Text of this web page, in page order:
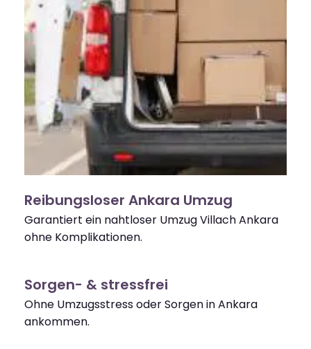
Reibungsloser Ankara Umzug
Garantiert ein nahtloser Umzug Villach Ankara
ohne Komplikationen.
Sorgen- & stressfrei
Ohne Umzugsstress oder Sorgen in Ankara
ankommen.